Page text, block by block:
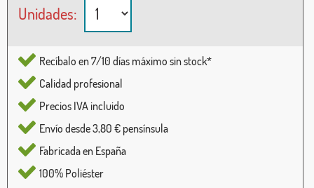
Unidades:
Recíbalo en 7/10 días máximo sin stock*
Calidad profesional
Precios IVA incluido
Envío desde 3,80 € pensínsula
Fabricada en España
100% Poliéster